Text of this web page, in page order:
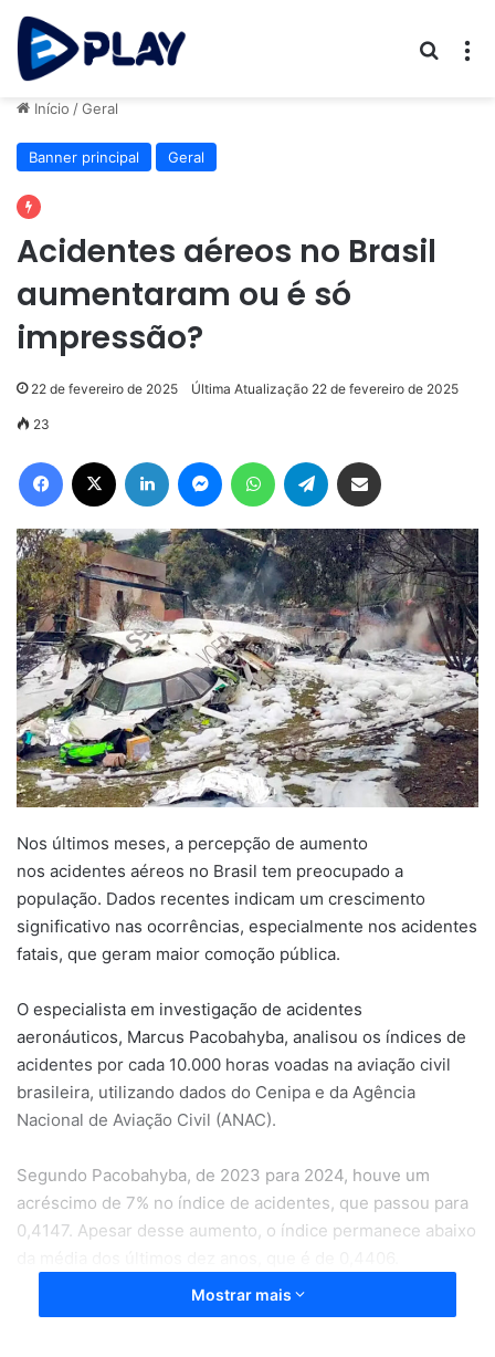
Início /Geral
Banner principal Geral
Acidentes aéreos no Brasil
aumentaram ou é só
impressão?
22 de fevereiro de 2025 Última Atualização 22 de fevereiro de 2025
23
Facebook Linkedin MessengerWhatsAppTelegram
Nos últimos meses, a percepção de aumento
nos acidentes aéreos no Brasil tem preocupado a
população. Dados recentes indicam um crescimento
significativo nas ocorrências, especialmente nos acidentes
fatais, que geram maior comoção pública.
O especialista em investigação de acidentes
aeronáuticos, Marcus Pacobahyba, analisou os índices de
acidentes por cada 10.000 horas voadas na aviação civil
brasileira, utilizando dados do Cenipa e da Agência
Nacional de Aviação Civil (ANAC).
Segundo Pacobahyba, de 2023 para 2024, houve um
acréscimo de 7% no índice de acidentes, que passou para
0,4147. Apesar desse aumento, o índice permanece abaixo
Mostrar mais